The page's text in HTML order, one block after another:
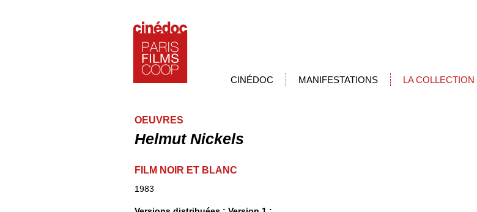
CINÉDOC MANIFESTATIONS LA COLLECTION
OEUVRES
Helmut Nickels
FILM NOIR ET BLANC
1983